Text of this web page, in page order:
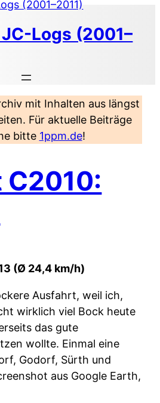
Logs (2001–
mit Inhalten aus längst
Für aktuelle Beiträge
bitte 1ppm.de!
C2010:
(Ø 24,4 km/h)
Ausfahrt, weil ich,
wirklich viel Bock heute
das gute
wollte. Einmal eine
Godorf, Sürth und
aus Google Earth,